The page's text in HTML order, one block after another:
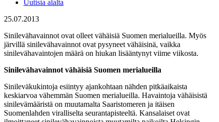
Uutisia alalta
25.07.2013
Sinilevähavainnot ovat olleet vähäisiä Suomen merialueilla. Myös
järvillä sinilevähavainnot ovat pysyneet vähäisinä, vaikka
sinilevähavaintojen määrä on hiukan lisääntynyt viime viikosta.
Sinilevähavainnot vähäisiä Suomen merialueilla
Sinileväkukintoja esiintyy ajankohtaan nähden pitkäaikaista
keskiarvoa vähemmän Suomen merialueilla. Havaintoja vähäisistä
sinilevämääristä on muutamalta Saaristomeren ja itäisen
Suomenlahden viralliselta seurantapisteeltä. Kansalaiset ovat